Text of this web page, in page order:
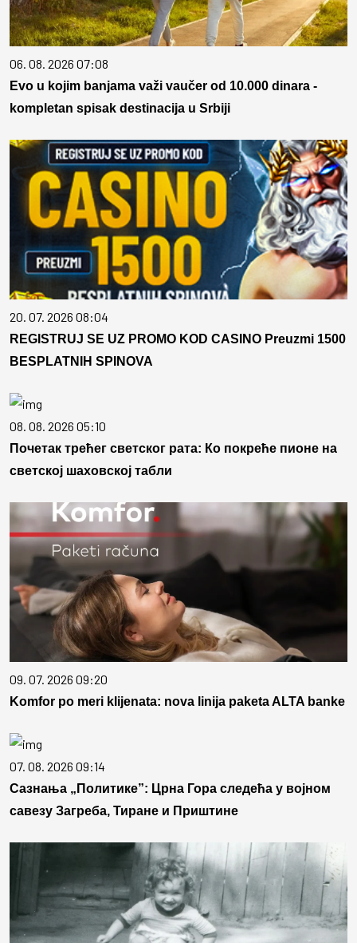
06. 08. 2026 07:08
Evo u kojim banjama važi vaučer od 10.000 dinara -
kompletan spisak destinacija u Srbiji
20. 07. 2026 08:04
REGISTRUJ SE UZ PROMO KOD CASINO Preuzmi 1500
BESPLATNIH SPINOVA
08. 08. 2026 05:10
Почетак трећег светског рата: Ко покреће пионе на
светској шаховској табли
09. 07. 2026 09:20
Komfor po meri klijenata: nova linija paketa ALTA banke
07. 08. 2026 09:14
Сазнања „Политике”: Црна Гора следећа у војном
савезу Загреба, Тиране и Приштине